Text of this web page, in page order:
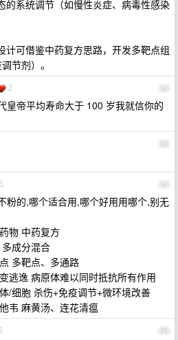
的系统调节（如慢性炎症、病毒性感染
计可借鉴中药复方思路，开发多靶点组
节剂）。
92
2
皇帝平均寿命大于 100 岁我就信你的
93
94
粉的,哪个适合用,哪个好用用哪个,别无
物 中药复方
成分混合
多靶点、多通路
逃逸 病原体难以同时抵抗所有作用
/细胞 杀伤+免疫调节+微环境改善
韦 麻黄汤、连花清瘟
95